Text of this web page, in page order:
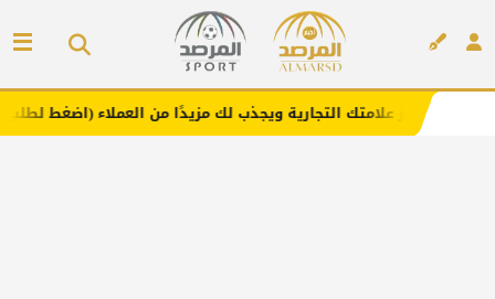
علامتك التجارية ويجذب لك مزيدًا من العملاء (اضغط لطلب الإعلان)